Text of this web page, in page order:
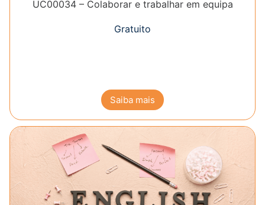
UC00034 – Colaborar e trabalhar em equipa
Gratuito
Saiba mais